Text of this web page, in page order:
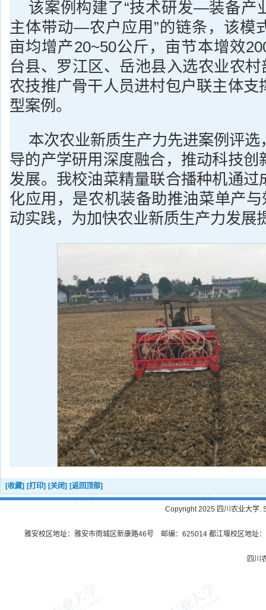
该案例构建了“技术研发—装备
主体带动—农户应用”的链条，该模
亩均增产20~50公斤，亩节本增效
台县、罗江区、岳池县入选农业农村
农技推广骨干人员进村包户联主体支
型案例。
本次农业新质生产力先进案例评
导的产学研用深度融合，推动科技创
发展。我校油菜精量联合播种机通过
化应用，是农机装备助推油菜单产与
动实践，为加快农业新质生产力发展
[收藏] [打印] [关闭] [返回顶部]
Copyright 2025 四川农业大学.
雅安校区地址：雅安市雨城区新康路46号 邮编：625014 都江堰校区地址
四川